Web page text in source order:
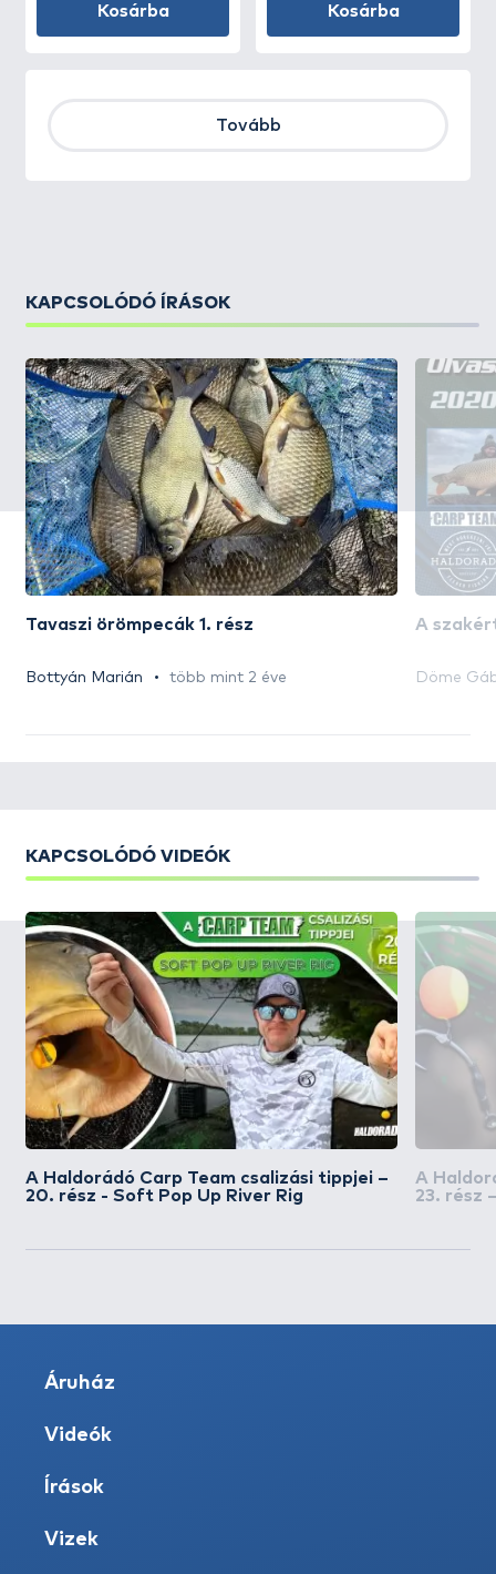
Kosárba Kosárba
Tovább
KAPCSOLÓDÓ ÍRÁSOK
Tavaszi örömpecák 1. rész
Bottyán Marián több mint 2 éve
A
Döme
KAPCSOLÓDÓ VIDEÓK
A Haldorádó Carp Team csalizási tippjei –
20. rész - Soft Pop Up River Rig
A
23. rész
Áruház
Videók
Írások
Vizek